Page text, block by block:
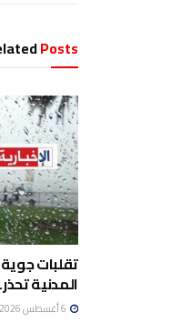
Posts
تقلبات
المدنية